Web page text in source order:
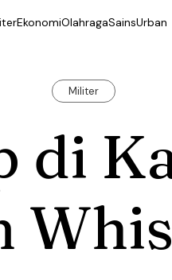
EkonomiOlahragaSainsUrban
Militer
di